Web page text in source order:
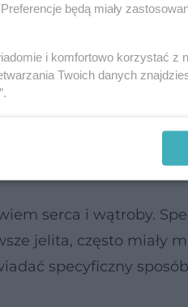
aby
wykazano
silną korelację z
okazało się silnie
serca i wątroby.
jelita, często miały
specyficzny sposób
będą miały
i komfortowo korzystać z
Twoich danych